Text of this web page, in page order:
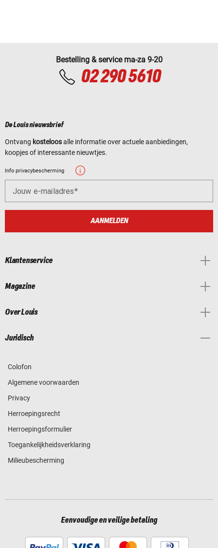
Bestelling & service ma-za 9-20
02 290 5610
De Louis nieuwsbrief
Ontvang kosteloosalle informatie over actuele aanbiedingen,
koopjes of interessante nieuwtjes.
Info privacybescherming
Jouw e-mailadres
AANMELDEN
Klantenservice
Magazine
Over Louis
Juridisch
Colofon
Algemene voorwaarden
Privacy
Herroepingsrecht
Herroepingsformulier
Toegankelijkheidsverklaring
Milieubescherming
Eenvoudige en veilige betaling